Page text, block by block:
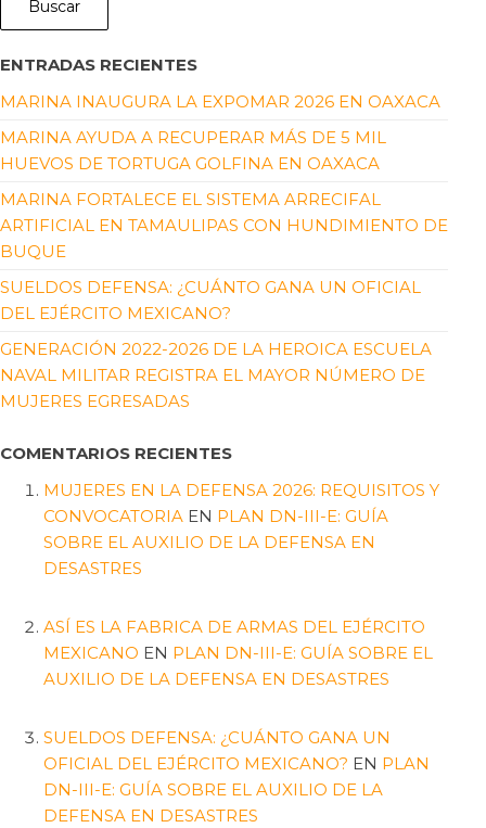
Buscar
ENTRADAS RECIENTES
MARINA INAUGURA LA EXPOMAR 2026 EN OAXACA
MARINA AYUDA A RECUPERAR MÁS DE 5 MIL
HUEVOS DE TORTUGA GOLFINA EN OAXACA
MARINA FORTALECE EL SISTEMA ARRECIFAL
ARTIFICIAL EN TAMAULIPAS CON HUNDIMIENTO DE
BUQUE
SUELDOS DEFENSA: ¿CUÁNTO GANA UN OFICIAL
DEL EJÉRCITO MEXICANO?
GENERACIÓN 2022-2026 DE LA HEROICA ESCUELA
NAVAL MILITAR REGISTRA EL MAYOR NÚMERO DE
MUJERES EGRESADAS
COMENTARIOS RECIENTES
MUJERES EN LA DEFENSA 2026: REQUISITOS Y
CONVOCATORIA EN PLAN DN-III-E: GUÍA
SOBRE EL AUXILIO DE LA DEFENSA EN
DESASTRES
ASÍ ES LA FABRICA DE ARMAS DEL EJÉRCITO
MEXICANO EN PLAN DN-III-E: GUÍA SOBRE EL
AUXILIO DE LA DEFENSA EN DESASTRES
SUELDOS DEFENSA: ¿CUÁNTO GANA UN
OFICIAL DEL EJÉRCITO MEXICANO? EN PLAN
DN-III-E: GUÍA SOBRE EL AUXILIO DE LA
DEFENSA EN DESASTRES